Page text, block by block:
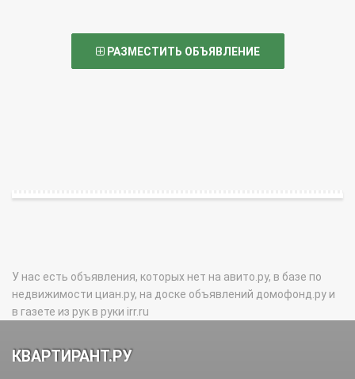
РАЗМЕСТИТЬ ОБЪЯВЛЕНИЕ
У нас есть объявления, которых нет на авито.ру, в базе по
недвижимости циан.ру, на доске объявлений домофонд.ру и
в газете из рук в руки irr.ru
КВАРТИРАНТ.РУ